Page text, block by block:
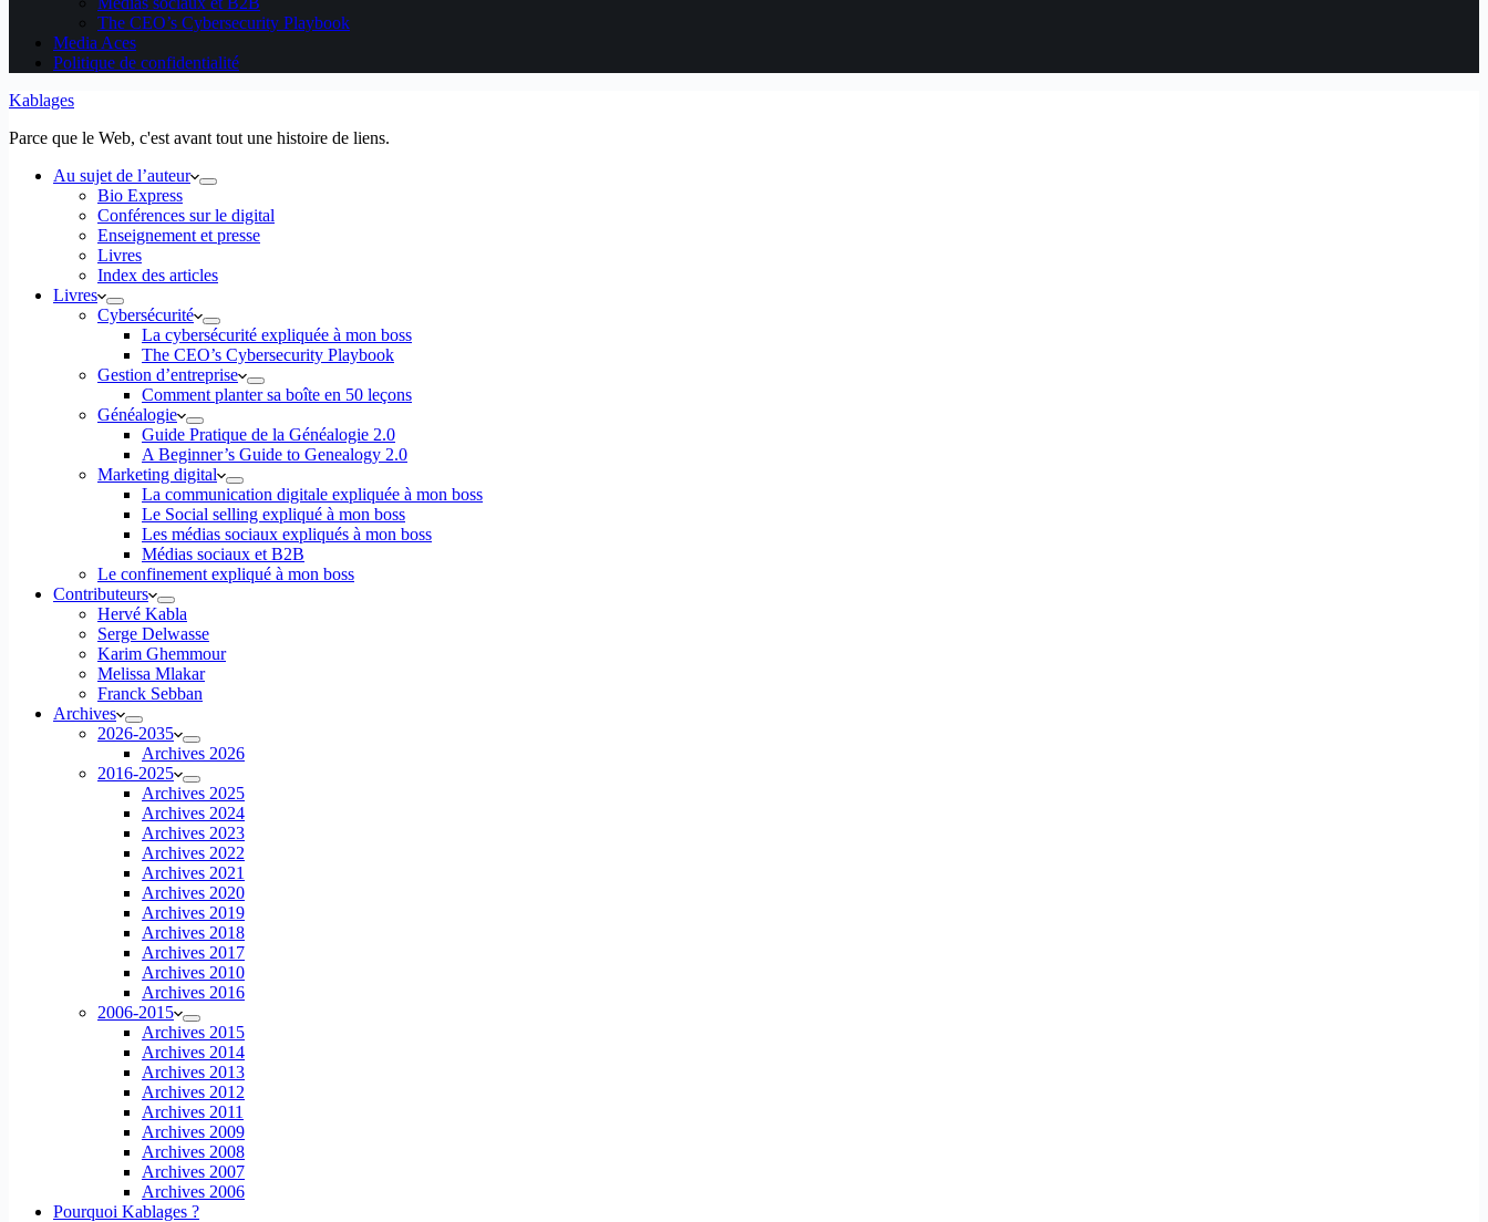
The CEO’s Cybersecurity Playbook
Media Aces
Politique de confidentialité
Kablages
Parce que le Web, c'est avant tout une histoire de liens.
Au sujet de l’auteur
Bio Express
Conférences sur le digital
Enseignement et presse
Livres
Index des articles
Livres
Cybersécurité
La cybersécurité expliquée à mon boss
The CEO’s Cybersecurity Playbook
Gestion d’entreprise
Comment planter sa boîte en 50 leçons
Généalogie
Guide Pratique de la Généalogie 2.0
A Beginner’s Guide to Genealogy 2.0
Marketing digital
La communication digitale expliquée à mon boss
Le Social selling expliqué à mon boss
Les médias sociaux expliqués à mon boss
Médias sociaux et B2B
Le confinement expliqué à mon boss
Contributeurs
Hervé Kabla
Serge Delwasse
Karim Ghemmour
Melissa Mlakar
Franck Sebban
Archives
2026-2035
Archives 2026
2016-2025
Archives 2025
Archives 2024
Archives 2023
Archives 2022
Archives 2021
Archives 2020
Archives 2019
Archives 2018
Archives 2017
Archives 2010
Archives 2016
2006-2015
Archives 2015
Archives 2014
Archives 2013
Archives 2012
Archives 2011
Archives 2009
Archives 2008
Archives 2007
Archives 2006
Pourquoi Kablages ?